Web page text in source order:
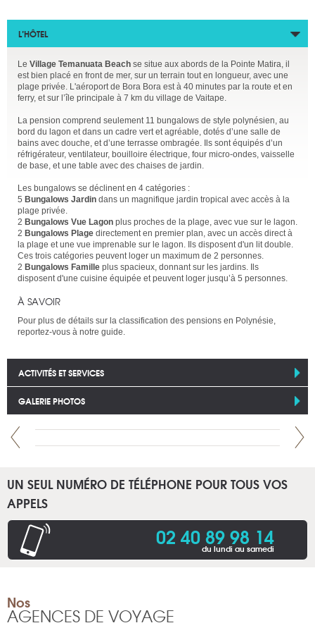
L’HÔTEL
Le Village Temanuata Beach se situe aux abords de la Pointe Matira, il
est bien placé en front de mer, sur un terrain tout en longueur, avec une
plage privée. L'aéroport de Bora Bora est à 40 minutes par la route et en
ferry, et sur l’île principale à 7 km du village de Vaitape.
La pension comprend seulement 11 bungalows de style polynésien, au
bord du lagon et dans un cadre vert et agréable, dotés d’une salle de
bains avec douche, et d’une terrasse ombragée. Ils sont équipés d’un
réfrigérateur, ventilateur, bouilloire électrique, four micro-ondes, vaisselle
de base, et une table avec des chaises de jardin.
Les bungalows se déclinent en 4 catégories :
5 Bungalows Jardin dans un magnifique jardin tropical avec accès à la
plage privée.
2 Bungalows Vue Lagon plus proches de la plage, avec vue sur le lagon.
2 Bungalows Plage directement en premier plan, avec un accès direct à
la plage et une vue imprenable sur le lagon. Ils disposent d'un lit double.
Ces trois catégories peuvent loger un maximum de 2 personnes.
2 Bungalows Famille plus spacieux, donnant sur les jardins. Ils
disposent d'une cuisine équipée et peuvent loger jusqu’à 5 personnes.
À SAVOIR
Pour plus de détails sur la classification des pensions en Polynésie,
reportez-vous à notre guide.
ACTIVITÉS ET SERVICES
GALERIE PHOTOS
UN SEUL NUMÉRO DE TÉLÉPHONE POUR TOUS VOS
APPELS
02 40 89 98 14
du lundi au samedi
Nos
AGENCES DE VOYAGE